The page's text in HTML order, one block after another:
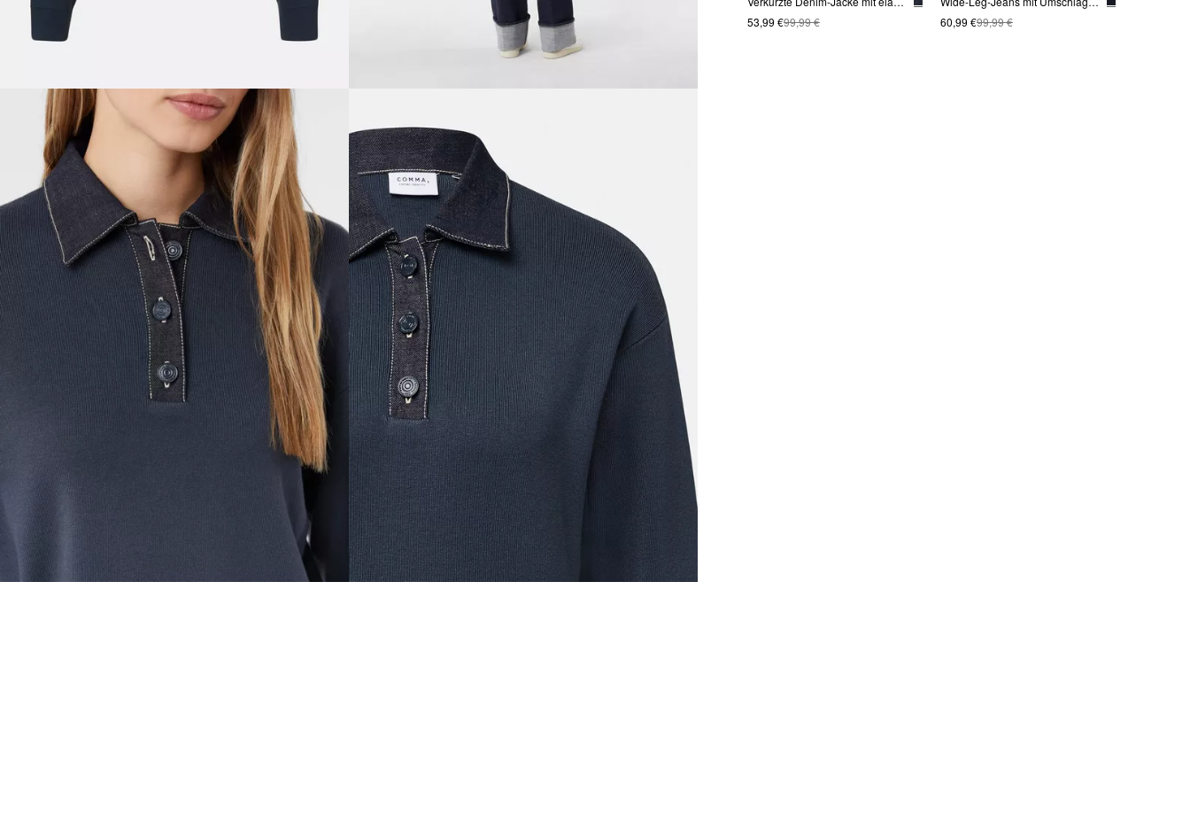
53,99 €99,99 €
60,99 €99,99 €